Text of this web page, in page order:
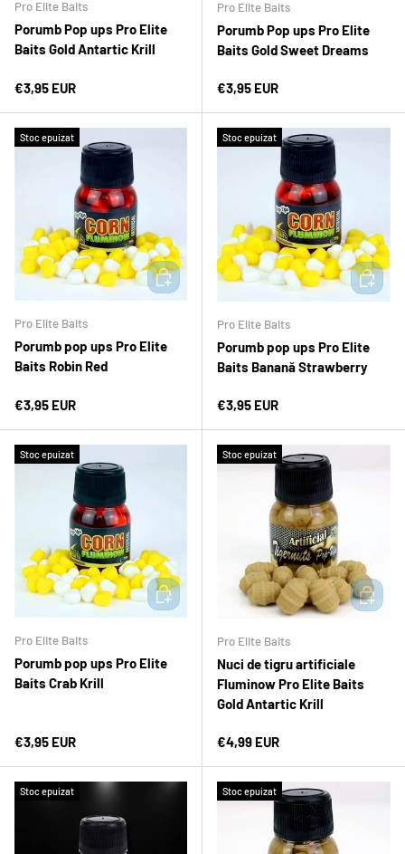
Pro Elite Baits
Porumb Pop ups Pro Elite
Baits Gold Antartic Krill
Preț normal
€3,95 EUR
Pro Elite Baits
Porumb Pop ups Pro Elite
Baits Gold Sweet Dreams
Preț normal
€3,95 EUR
Stoc epuizat
Pro Elite Baits
Porumb pop ups Pro Elite
Baits Robin Red
Preț normal
€3,95 EUR
ADAUGĂ ÎN COȘ
Stoc epuizat
Pro Elite Baits
Porumb pop ups Pro Elite
Baits Banană Strawberry
Preț normal
€3,95 EUR
ADAUGĂ
Stoc epuizat
Pro Elite Baits
Porumb pop ups Pro Elite
Baits Crab Krill
Preț normal
€3,95 EUR
ADAUGĂ ÎN COȘ
Stoc epuizat
Pro Elite Baits
Nuci de tigru artificiale
Fluminow Pro Elite Baits
Gold Antartic Krill
Preț normal
€4,99 EUR
ADAUGĂ
Stoc epuizat Stoc epuizat